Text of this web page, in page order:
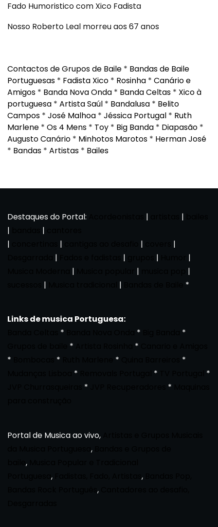
Fado Humoristico com Xico Fadista
Nosso Roberto Leal morreu aos 67 anos
Contactos de Grupos de Baile * Bandas de Baile
Portuguesas * Fadista Xico * Rosinha * Canário e
Amigos * Banda Nova Onda * Banda Celtas * Xico à
portuguesa * Artista Saúl * Bandalusa * Belito
Campos * José Malhoa * Jéssica Portugal * Ruth
Marlene * Os 4 Mens * Toy * Big Banda * Diapasão *
Augusto Canário * Minhotos Marotos * Herman José
* Bandas * Artistas * Bailes
Destaques do Portal: | |
|
|
|
| |
|
| | |
|
| |
|
| | *
Links de musica Portuguesa:
* *
*
* *
*
* *
*
* *
*
* *
Portal de Musica ao vivo,
,
,
, ,
,